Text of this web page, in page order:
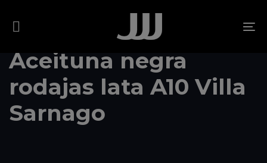
links
Aceituna negra
rodajas lata A10 Villa
Sarnago